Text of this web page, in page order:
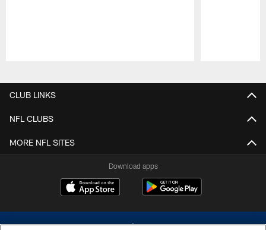
CLUB LINKS
NFL CLUBS
MORE NFL SITES
Download apps